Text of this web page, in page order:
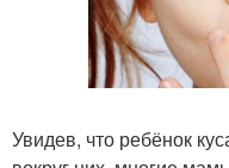
Увидев, что ребёнок